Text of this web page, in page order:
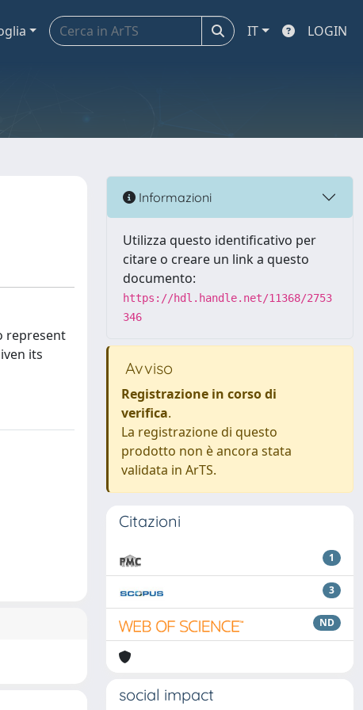
IT LOGIN
represent
its
Informazioni
Utilizza questo identificativo per
citare o creare un link a questo
documento:
https://hdl.handle.net/11368/2753
346
Avviso
Registrazione in corso di
verifica.
La registrazione di questo
prodotto non è ancora stata
validata in ArTS.
Citazioni
1
3
ND
social impact